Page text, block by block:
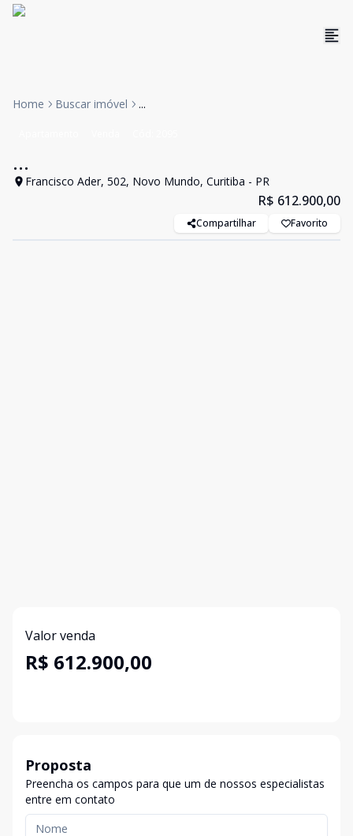
Home Buscar imóvel ...
...
Francisco Ader, 502, Novo Mundo, Curitiba - PR
R$ 612.900,00
Compartilhar Favorito
Valor venda
R$ 612.900,00
Proposta
Preencha os campos para que um de nossos especialistas
entre em contato